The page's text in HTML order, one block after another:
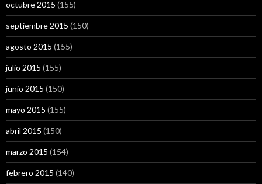
octubre 2015 (155)
septiembre 2015 (150)
agosto 2015 (155)
julio 2015 (155)
junio 2015 (150)
mayo 2015 (155)
abril 2015 (150)
marzo 2015 (154)
febrero 2015 (140)